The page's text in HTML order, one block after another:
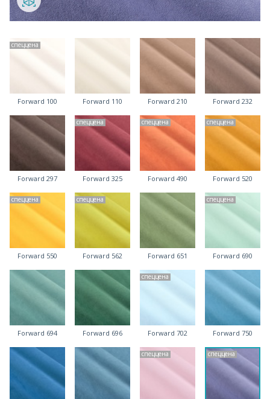
спеццена
Forward 100 Forward 110 Forward 210 Forward 232
Forward 297
спеццена
Forward 325
спеццена
Forward 490
спеццена
Forward 520
спеццена
Forward 550
спеццена
Forward 562 Forward 651
спеццена
Forward 690
Forward 694 Forward 696
спеццена
Forward 702 Forward 750
спеццена спеццена